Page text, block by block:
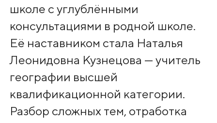
школе с углублёнными
консультациями в родной школе.
Её наставником стала Наталья
Леонидовна Кузнецова — учитель
географии высшей
квалификационной категории.
Разбор сложных тем, отработка